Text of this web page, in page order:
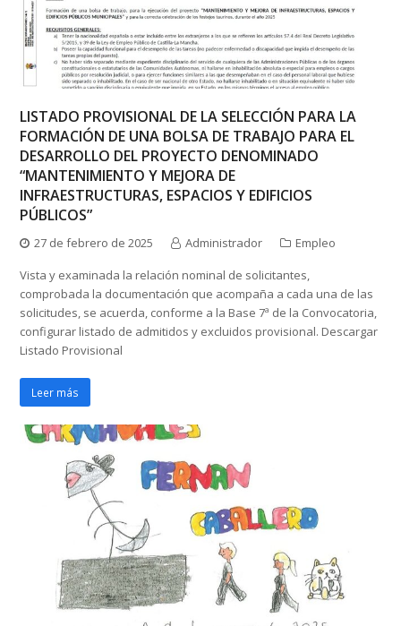
LISTADO PROVISIONAL DE LA SELECCIÓN PARA LA
FORMACIÓN DE UNA BOLSA DE TRABAJO PARA EL
DESARROLLO DEL PROYECTO DENOMINADO
“MANTENIMIENTO Y MEJORA DE
INFRAESTRUCTURAS, ESPACIOS Y EDIFICIOS
PÚBLICOS”
27 de febrero de 2025 Administrador
Empleo
Vista y examinada la relación nominal de solicitantes,
comprobada la documentación que acompaña a cada una de las
solicitudes, se acuerda, conforme a la Base 7ª de la Convocatoria,
configurar listado de admitidos y excluidos provisional. Descargar
Listado Provisional
Leer más